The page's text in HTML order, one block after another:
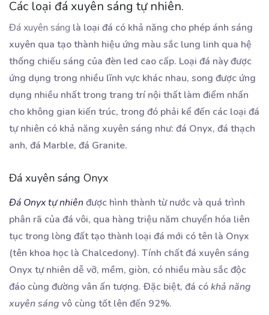
Các loại đá xuyên sáng tự nhiên.
Đá xuyên sáng là loại đá có khả năng cho phép ánh sáng
xuyên qua tạo thành hiệu ứng màu sắc lung linh qua hệ
thống chiếu sáng của đèn led cao cấp. Loại đá này được
ứng dụng trong nhiều lĩnh vực khác nhau, song được ứng
dụng nhiều nhất trong trang trí nội thất làm điểm nhấn
cho không gian kiến trúc, trong đó phải kể đến các loại đá
tự nhiên có khả năng xuyên sáng như: đá Onyx, đá thạch
anh, đá Marble, đá Granite.
Đá xuyên sáng Onyx
Đá Onyx tự nhiên được hình thành từ nước và quá trình
phân rã của đá vôi, qua hàng triệu năm chuyển hóa liên
tục trong lòng đất tạo thành loại đá mới có tên là Onyx
(tên khoa học là Chalcedony). Tính chất đá xuyên sáng
Onyx tự nhiên dễ vỡ, mềm, giòn, có nhiều màu sắc độc
đáo cùng đường vân ấn tượng. Đặc biệt, đá cókhả năng
xuyên sáng vô cùng tốt lên đến 92%.